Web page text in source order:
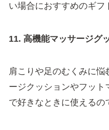
い場合におすすめのギフ
11. 高機能マッサージグ
肩こりや足のむくみに
ージクッションやフット
で好きなときに使えるの